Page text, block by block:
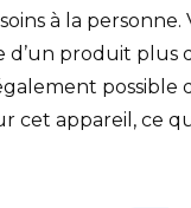
à la personne.
d’un produit
possible
cet appareil, ce